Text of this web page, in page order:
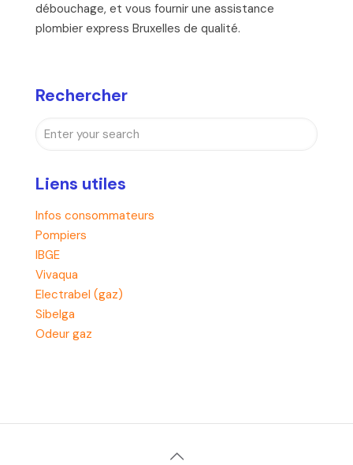
débouchage, et vous fournir une assistance
plombier express Bruxelles de qualité.
Rechercher
Liens utiles
Infos consommateurs
Pompiers
IBGE
Vivaqua
Electrabel (gaz)
Sibelga
Odeur gaz